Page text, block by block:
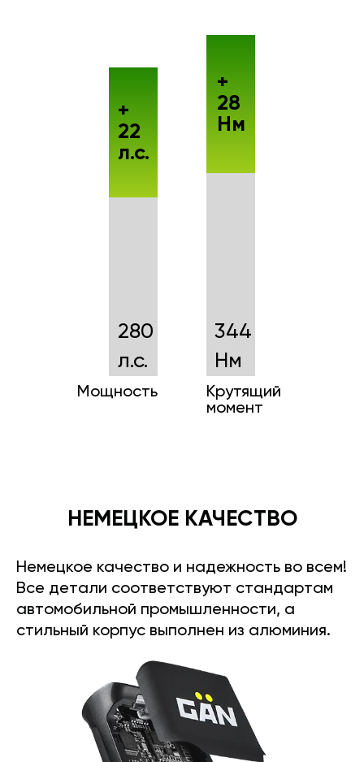
280
л.с.
Мощность
+
22
л.с.
344
Нм
Крутящий
момент
+
28
Нм
НЕМЕЦКОЕ КАЧЕСТВО
Немецкое качество и надежность во всем!
Все детали соответствуют стандартам
автомобильной промышленности, а
стильный корпус выполнен из алюминия.